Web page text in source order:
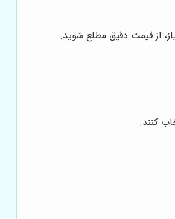
از قیمت دقیق مطلع شوید.
کنند.